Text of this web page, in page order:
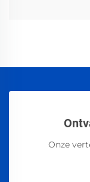
Onze